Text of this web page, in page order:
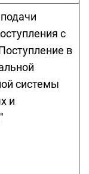
с
в
системы
и